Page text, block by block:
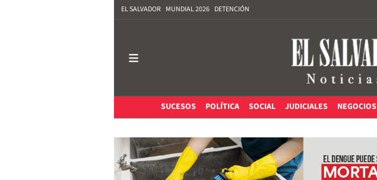
EL SALVADOR MUNDIAL 2026 DETENCIÓN
SUCESOS
POLÍTICA SOCIAL JUDICIALES NEGOCIOS